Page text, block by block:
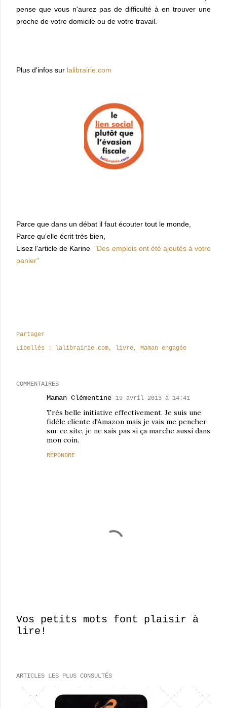
pense que vous n'aurez pas de difficulté à en trouver une
proche de votre domicile ou de votre travail.
Plus d'infos sur lalibrairie.com
Parce que dans un débat il faut écouter tout le monde,
Parce qu'elle écrit très bien,
Lisez l'article de Karine"Des emplois ont été ajoutés à votre
panier"
Partager
Libellés :
lalibrairie.com livre Maman engagée
COMMENTAIRES
Maman Clémentine 19 avril 2013 à 14:41
Très belle initiative effectivement. Je suis une
fidèle cliente d'Amazon mais je vais me pencher
sur ce site, je ne sais pas si ça marche aussi dans
mon coin.
RÉPONDRE
E
g
Vos petits mots font plaisir à
lire!
ARTICLES LES PLUS CONSULTÉS